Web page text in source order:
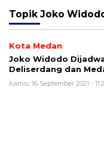
Topik Joko
Kota Medan
Joko Widodo
Deliserdang dan
Kamis, 16 September 2021 -